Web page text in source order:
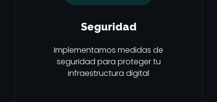
Seguridad
Implementamos medidas de
seguridad para proteger tu
infraestructura digital